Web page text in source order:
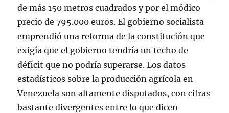
de más 150 metros cuadrados y por el módico
precio de 795.000 euros. El gobierno socialista
emprendió una reforma de la constitución que
exigía que el gobierno tendría un techo de
déficit que no podría superarse. Los datos
estadísticos sobre la producción agrícola en
Venezuela son altamente disputados, con cifras
bastante divergentes entre lo que dicen